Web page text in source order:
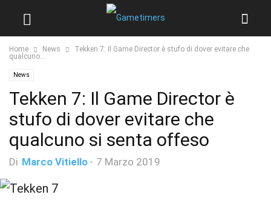
Home News
Tekken 7: Il Game Director è stufo di dover evitare che
qualcuno...
News
Tekken 7: Il Game Director è
stufo di dover evitare che
qualcuno si senta offeso
Di Marco Vitiello - 7 Marzo 2019